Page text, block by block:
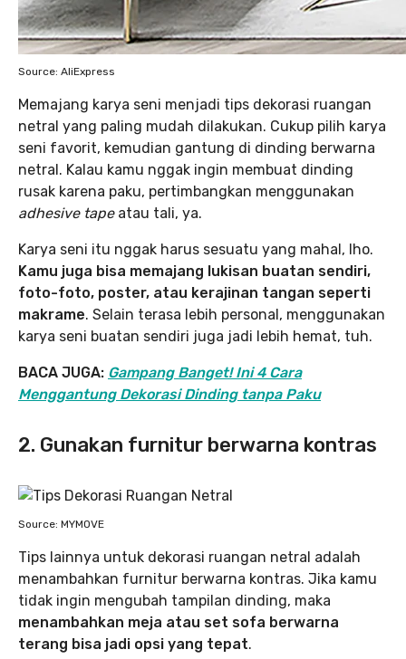
Source: AliExpress
Memajang karya seni menjadi tips dekorasi ruangan
netral yang paling mudah dilakukan. Cukup pilih karya
seni favorit, kemudian gantung di dinding berwarna
netral. Kalau kamu nggak ingin membuat dinding
rusak karena paku, pertimbangkan menggunakan
adhesive tapeatau tali, ya.
Karya seni itu nggak harus sesuatu yang mahal, lho.
Kamu juga bisa memajang lukisan buatan sendiri,
foto-foto, poster, atau kerajinan tangan seperti
makrame. Selain terasa lebih personal, menggunakan
karya seni buatan sendiri juga jadi lebih hemat, tuh.
BACA JUGA: Gampang Banget! Ini 4 Cara
Menggantung Dekorasi Dinding tanpa Paku
2. Gunakan furnitur berwarna kontras
Source: MYMOVE
Tips lainnya untuk dekorasi ruangan netral adalah
menambahkan furnitur berwarna kontras. Jika kamu
tidak ingin mengubah tampilan dinding, maka
menambahkan meja atau set sofa berwarna
terang bisa jadi opsi yang tepat.